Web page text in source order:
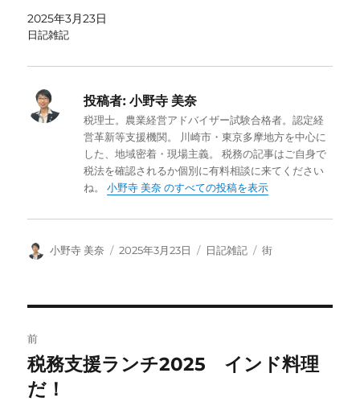
2025年3月23日
日記雑記
投稿者: 小野寺 美奈
税理士。農業経営アドバイザー試験合格者。認定経
営革新等支援機関。 川崎市・東京多摩地方を中心に
した、地域密着・現場主義。 税務の記事はご自身で
税法を確認されるか個別に有料相談に来てください
ね。小野寺 美奈 のすべての投稿を表示
投
小野寺 美奈
投
2025年3月23日
カ
日記雑記
タ
街
稿
ナ
前
前
の
税務支援ランチ2025 インド料理
だ！